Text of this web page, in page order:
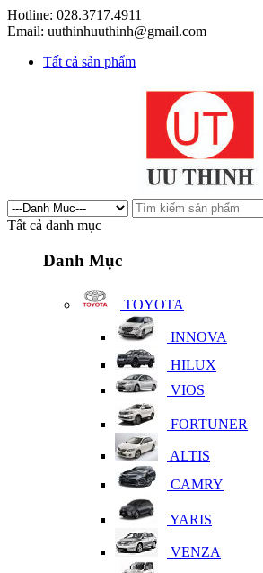
Hotline: 028.3717.4911
Email: uuthinhuuthinh@gmail.com
Tất cả sản phẩm
Tất cả danh mục
Danh Mục
TOYOTA
INNOVA
HILUX
VIOS
FORTUNER
ALTIS
CAMRY
YARIS
VENZA